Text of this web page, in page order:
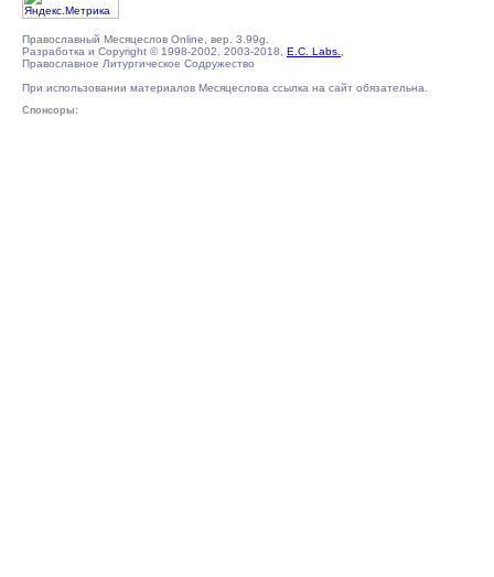
Православный Месяцеслов Online, вер. 3.99g.
Разработка и Copyright © 1998-2002, 2003-2018, E.C. Labs.
Православное Литургическое Содружество
При использовании материалов Месяцеслова ссылка на сайт обязательна.
Спонсоры: